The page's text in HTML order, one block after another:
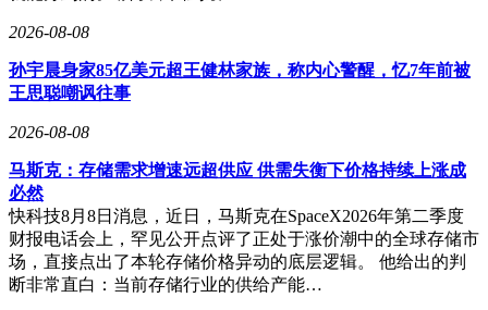
2026-08-08
孙宇晨身家85亿美元超王健林家族，称内心警醒，忆7年前被
王思聪嘲讽往事
2026-08-08
马斯克：存储需求增速远超供应 供需失衡下价格持续上涨成
必然
快科技8月8日消息，近日，马斯克在SpaceX2026年第二季度
财报电话会上，罕见公开点评了正处于涨价潮中的全球存储市
场，直接点出了本轮存储价格异动的底层逻辑。 他给出的判
断非常直白：当前存储行业的供给产能…